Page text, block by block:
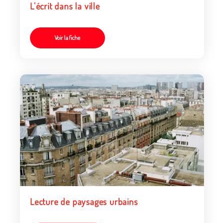
L'écrit dans la ville
Voir la fiche
Lecture de paysages urbains